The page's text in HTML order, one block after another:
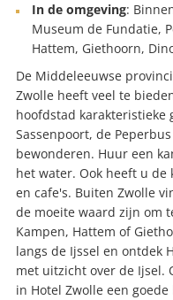
In de omgeving:
Museum de Fundatie,
Hattem, Giethoorn,
De Middeleeuwse
Zwolle heeft veel te
hoofdstad karakteristieke
Sassenpoort, de
bewonderen. Huur een
het water. Ook heeft u
en cafe's. Buiten Zwolle
de moeite waard zijn om
Kampen, Hattem of
langs de Ijssel en ontdek
met uitzicht over de Ijsel.
in Hotel Zwolle een